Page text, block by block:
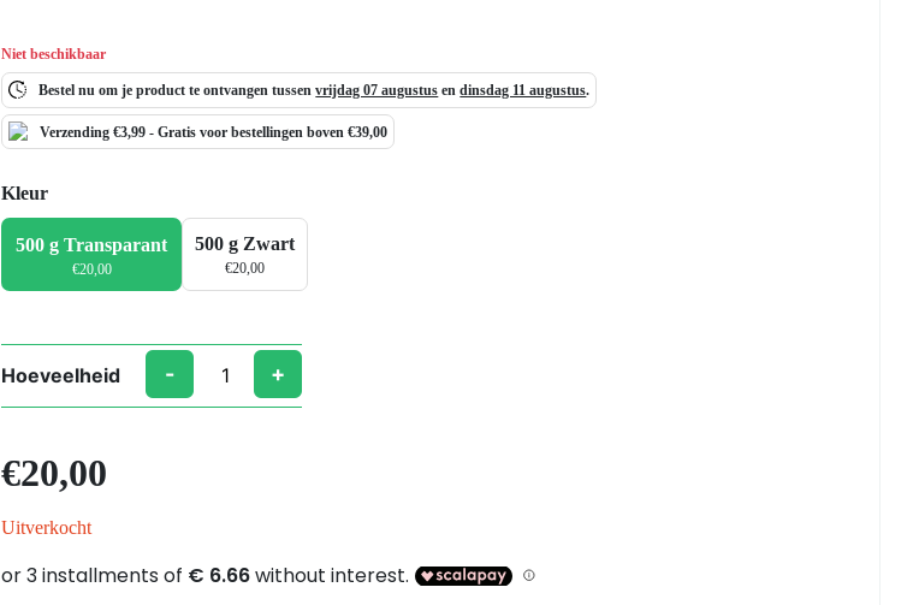
Niet beschikbaar
Bestel nu om je product te ontvangen tussenvrijdag 07 augustus endinsdag 11 augustus.
Verzending €3,99 -Gratisvoor bestellingen boven €39,00
Kleur
500 g Transparant
€20,00
500 g Zwart
€20,00
Hoeveelheid
DielecPro
voor
Inkapseling
- +
€20,00
Uitverkocht